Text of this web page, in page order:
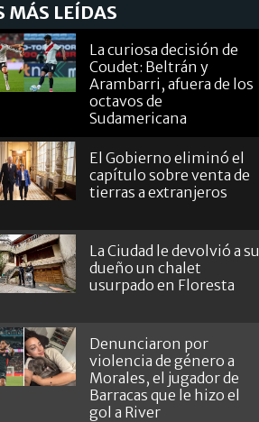
MÁS LEÍDAS
La curiosa decisión de
Coudet: Beltrán y
Arambarri, afuera de los
octavos de
Sudamericana
El Gobierno eliminó el
capítulo sobre venta de
tierras a extranjeros
La Ciudad le devolvió a su
dueño un chalet
usurpado en Floresta
Denunciaron por
violencia de género a
Morales, el jugador de
Barracas que le hizo el
gol a River